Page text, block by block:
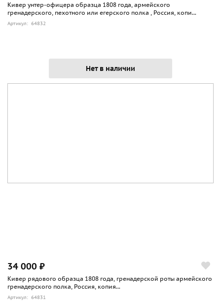
Кивер унтер-офицера образца 1808 года, армейского
гренадерского, пехотного или егерского полка , Россия, копи...
Артикул: 64832
Нет в наличии
34 000 ₽
Кивер рядового образца 1808 года, гренадерской роты армейского
гренадерского полка, Россия, копия...
Артикул: 64831